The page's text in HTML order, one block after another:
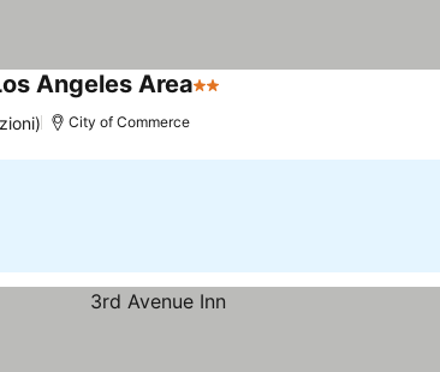
Angeles Area2 Stelle
City of Commerce